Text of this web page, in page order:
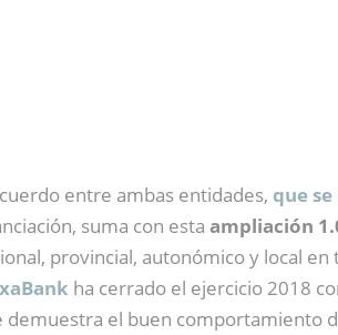
entre ambas entidades, que
suma con esta ampliación
provincial, autonómico y local
ha cerrado el ejercicio 2018
demuestra el buen comportamiento